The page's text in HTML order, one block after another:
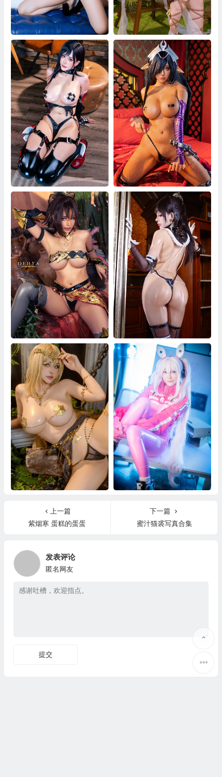
Byoru Marie Rose Bomber Byoru Celestine
Byoru Tifa Blacksuit Byoru Olga Kuroinu
Byoru Dehya Byoru Eve Nier (Stellar Blade)
上一篇
紫烟寒 蛋糕的蛋蛋
下一篇
蜜汁猫裘写真合集
发表评论
匿名网友